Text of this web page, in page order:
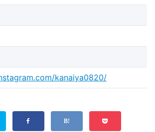
kanaiya0820/